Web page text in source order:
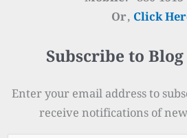
Or, Click
Subscribe to
Enter your email address to
receive notifications of